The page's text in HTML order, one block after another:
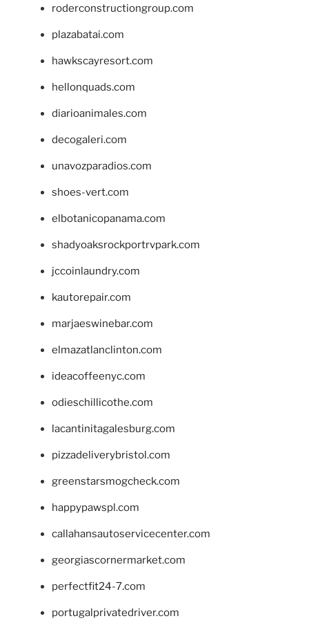
roderconstructiongroup.com
plazabatai.com
hawkscayresort.com
hellonquads.com
diarioanimales.com
decogaleri.com
unavozparadios.com
shoes-vert.com
elbotanicopanama.com
shadyoaksrockportrvpark.com
jccoinlaundry.com
kautorepair.com
marjaeswinebar.com
elmazatlanclinton.com
ideacoffeenyc.com
odieschillicothe.com
lacantinitagalesburg.com
pizzadeliverybristol.com
greenstarsmogcheck.com
happypawspl.com
callahansautoservicecenter.com
georgiascornermarket.com
perfectfit24-7.com
portugalprivatedriver.com